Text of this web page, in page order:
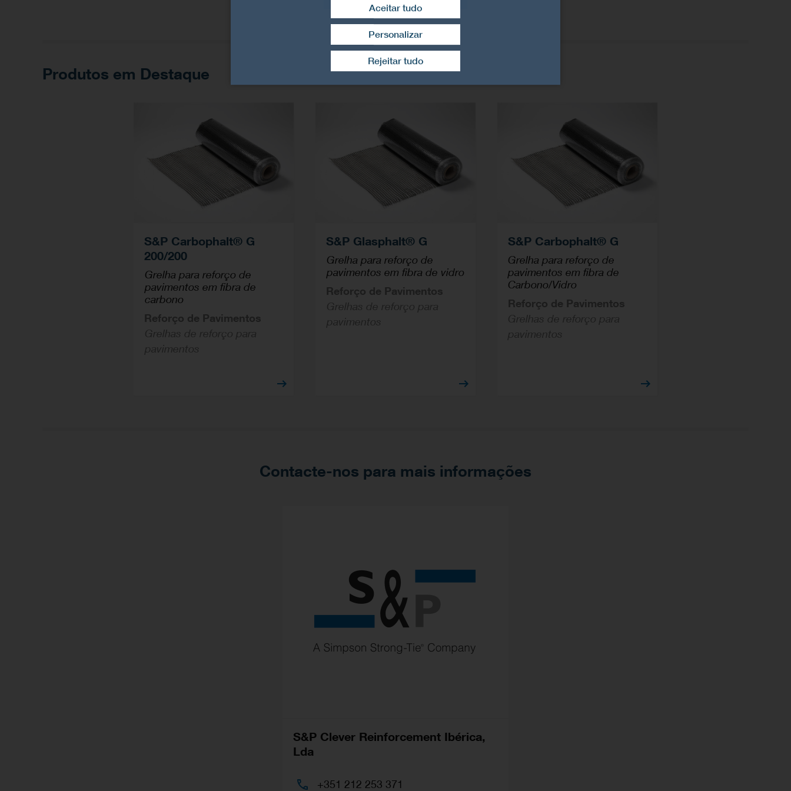
Produtos em Destaque
S&P Carbophalt® G
200/200
Grelha para reforço de
pavimentos em fibra de
carbono
Reforço de Pavimentos
Grelhas de reforço para
pavimentos
S&P Glasphalt® G
Grelha para reforço de
pavimentos em fibra de vidro
Reforço de Pavimentos
Grelhas de reforço para
pavimentos
S&P Carbophalt® G
Grelha para reforço de
pavimentos em fibra de
Carbono/Vidro
Reforço de Pavimentos
Grelhas de reforço para
pavimentos
Contacte-nos para mais informações
S&P Clever Reinforcement Ibérica,
Lda
+351 212 253 371
Rejeitar tudo
Aceitar tudo
Retirar consentimento
Personalizar